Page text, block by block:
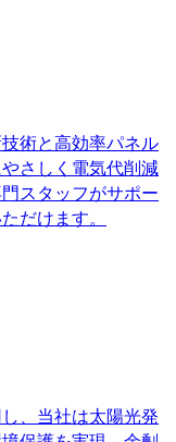
術と高効率パネル
さしく電気代削減
スタッフがサポー
だけます。
、当社は太陽光発